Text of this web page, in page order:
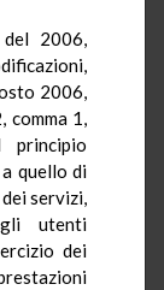
2006,
2006,
comma 1,
principio
quello di
servizi,
utenti
dei